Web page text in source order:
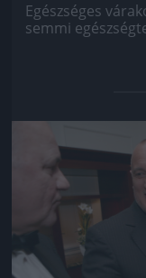
Egészséges
semmi